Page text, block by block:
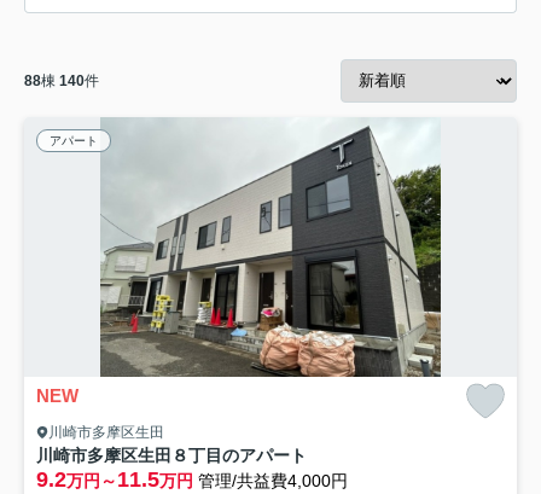
88棟 140件
アパート
NEW
川崎市多摩区生田
川崎市多摩区生田８丁目のアパート
9.2万円～11.5万円 管理/共益費4,000円